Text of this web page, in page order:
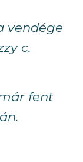
vendége
c.
fent